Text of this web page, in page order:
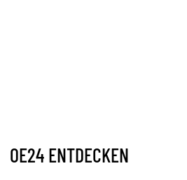
OE24 ENTDECKEN